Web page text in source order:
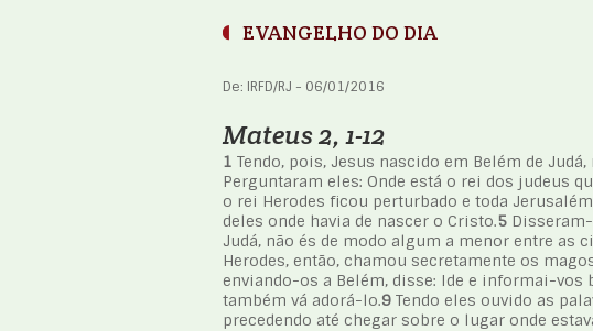
EVANGELHO DO DIA
De: IRFD/RJ - 06/01/2016
Mateus 2, 1-12
1 Tendo, pois, Jesus nascido em Belém de
Perguntaram eles: Onde está o rei dos judeus
o rei Herodes ficou perturbado e toda
deles onde havia de nascer o Cristo.5
Judá, não és de modo algum a menor entre as
Herodes, então, chamou secretamente os
enviando-os a Belém, disse: Ide e informai-vos
também vá adorá-lo.9 Tendo eles ouvido as
precedendo até chegar sobre o lugar onde